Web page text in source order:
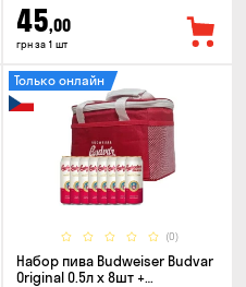
45,00
грн за 1 шт
(0)
Только онлайн
Набор пива Budweiser Budvar
Original 0.5л x 8шт +